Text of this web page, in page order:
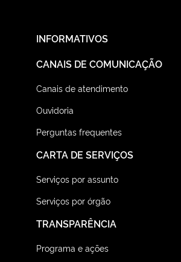
INFORMATIVOS
CANAIS DE COMUNICAÇÃO
Canais de atendimento
Ouvidoria
Perguntas frequentes
CARTA DE SERVIÇOS
Serviços por assunto
Serviços por órgão
TRANSPARÊNCIA
Programa e ações